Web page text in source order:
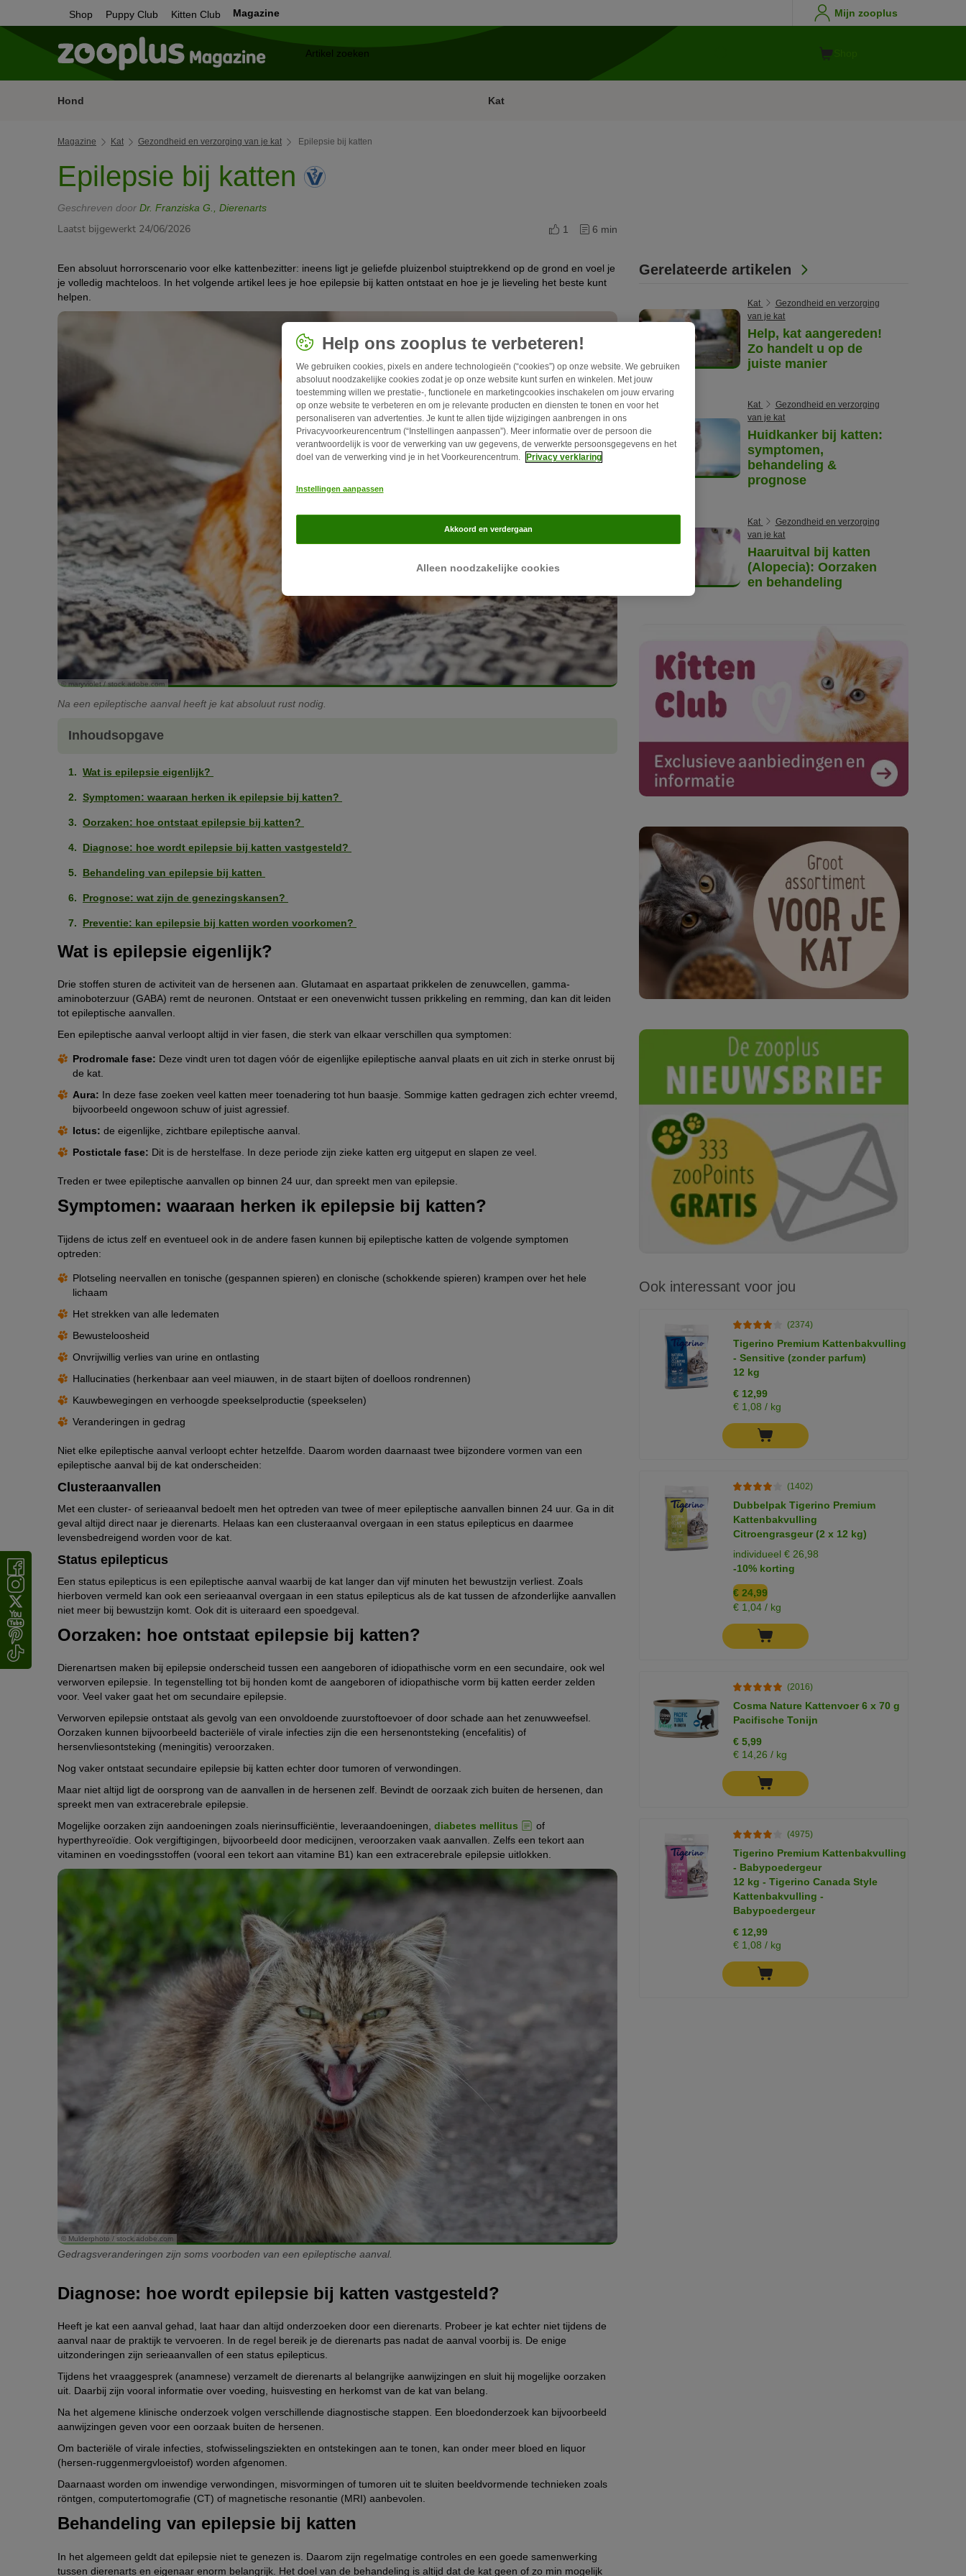
Shop Puppy Club Kitten Club Magazine Mijn zooplus
Hond Kat
Magazine Kat Gezondheid en verzorging van je kat Epilepsie bij katten
Epilepsie bij katten
Geschreven door Dr. Franziska G., Dierenarts
Laatst bijgewerkt 24/06/2026 1 6 min
Een absoluut horrorscenario voor elke kattenbezitter: ineens ligt je geliefde pluizenbol stuiptrekkend op de grond en voel je
je volledig machteloos. In het volgende artikel lees je hoe epilepsie bij katten ontstaat en hoe je je lieveling het beste kunt
helpen.
© maryviolet / stock.adobe.com
Na een epileptische aanval heeft je kat absoluut rust nodig.
Inhoudsopgave
Wat is epilepsie eigenlijk?
Symptomen: waaraan herken ik epilepsie bij katten?
Oorzaken: hoe ontstaat epilepsie bij katten?
Diagnose: hoe wordt epilepsie bij katten vastgesteld?
Behandeling van epilepsie bij katten
Prognose: wat zijn de genezingskansen?
Preventie: kan epilepsie bij katten worden voorkomen?
Wat is epilepsie eigenlijk?
Drie stoffen sturen de activiteit van de hersenen aan. Glutamaat en aspartaat prikkelen de zenuwcellen, gamma-
aminoboterzuur (GABA) remt de neuronen. Ontstaat er een onevenwicht tussen prikkeling en remming, dan kan dit leiden
tot epileptische aanvallen.
Een epileptische aanval verloopt altijd in vier fasen, die sterk van elkaar verschillen qua symptomen:
Prodromale fase: Deze vindt uren tot dagen vóór de eigenlijke epileptische aanval plaats en uit zich in sterke onrust bij
de kat.
Aura: In deze fase zoeken veel katten meer toenadering tot hun baasje. Sommige katten gedragen zich echter vreemd,
bijvoorbeeld ongewoon schuw of juist agressief.
Ictus: de eigenlijke, zichtbare epileptische aanval.
Postictale fase: Dit is de herstelfase. In deze periode zijn zieke katten erg uitgeput en slapen ze veel.
Treden er twee epileptische aanvallen op binnen 24 uur, dan spreekt men van epilepsie.
Symptomen: waaraan herken ik epilepsie bij katten?
Tijdens de ictus zelf en eventueel ook in de andere fasen kunnen bij epileptische katten de volgende symptomen
optreden:
Plotseling neervallen en tonische (gespannen spieren) en clonische (schokkende spieren) krampen over het hele
lichaam
Het strekken van alle ledematen
Bewusteloosheid
Onvrijwillig verlies van urine en ontlasting
Hallucinaties (herkenbaar aan veel miauwen, in de staart bijten of doelloos rondrennen)
Kauwbewegingen en verhoogde speekselproductie (speekselen)
Veranderingen in gedrag
Niet elke epileptische aanval verloopt echter hetzelfde. Daarom worden daarnaast twee bijzondere vormen van een
epileptische aanval bij de kat onderscheiden:
Cluster­aanvallen
Met een cluster- of serieaanval bedoelt men het optreden van twee of meer epileptische aanvallen binnen 24 uur. Ga in dit
geval altijd direct naar je dierenarts. Helaas kan een cluster­aanval overgaan in een status epilepticus en daarmee
levensbedreigend worden voor de kat.
Status epilepticus
Een status epilepticus is een epileptische aanval waarbij de kat langer dan vijf minuten het bewustzijn verliest. Zoals
hierboven vermeld kan ook een serieaanval overgaan in een status epilepticus als de kat tussen de afzonderlijke aanvallen
niet meer bij bewustzijn komt. Ook dit is uiteraard een spoedgeval.
Oorzaken: hoe ontstaat epilepsie bij katten?
Dierenartsen maken bij epilepsie onderscheid tussen een aangeboren of idiopathische vorm en een secundaire, ook wel
verworven epilepsie. In tegenstelling tot bij honden komt de aangeboren of idiopathische vorm bij katten eerder zelden
voor. Veel vaker gaat het om secundaire epilepsie.
Verworven epilepsie ontstaat als gevolg van een onvoldoende zuurstoftoevoer of door schade aan het zenuwweefsel.
Oorzaken kunnen bijvoorbeeld bacteriële of virale infecties zijn die een hersenontsteking (encefalitis) of
hersenvliesontsteking (meningitis) veroorzaken.
Nog vaker ontstaat secundaire epilepsie bij katten echter door tumoren of verwondingen.
Maar niet altijd ligt de oorsprong van de aanvallen in de hersenen zelf. Bevindt de oorzaak zich buiten de hersenen, dan
spreekt men van extracerebrale epilepsie.
Mogelijke oorzaken zijn aandoeningen zoals nierinsufficiëntie, leveraandoeningen, diabetes mellitus
of
hyperthyreoïdie. Ook vergiftigingen, bijvoorbeeld door medicijnen, veroorzaken vaak aanvallen. Zelfs een tekort aan
vitaminen en voedingsstoffen (vooral een tekort aan vitamine B1) kan een extracerebrale epilepsie uitlokken.
© Mulderphoto / stock.adobe.com
Gedragsveranderingen zijn soms voorboden van een epileptische aanval.
Diagnose: hoe wordt epilepsie bij katten vastgesteld?
Heeft je kat een aanval gehad, laat haar dan altijd onderzoeken door een dierenarts. Probeer je kat echter niet tijdens de
aanval naar de praktijk te vervoeren. In de regel bereik je de dierenarts pas nadat de aanval voorbij is. De enige
uitzonderingen zijn serieaanvallen of een status epilepticus.
Tijdens het vraaggesprek (anamnese) verzamelt de dierenarts al belangrijke aanwijzingen en sluit hij mogelijke oorzaken
uit. Daarbij zijn vooral informatie over voeding, huisvesting en herkomst van de kat van belang.
Na het algemene klinische onderzoek volgen verschillende diagnostische stappen. Een bloedonderzoek kan bijvoorbeeld
aanwijzingen geven voor een oorzaak buiten de hersenen.
Om bacteriële of virale infecties, stofwisselingsziekten en ontstekingen aan te tonen, kan onder meer bloed en liquor
(hersen-ruggenmergvloeistof) worden afgenomen.
Daarnaast worden om inwendige verwondingen, misvormingen of tumoren uit te sluiten beeldvormende technieken zoals
röntgen, computertomografie (CT) of magnetische resonantie (MRI) aanbevolen.
Behandeling van epilepsie bij katten
In het algemeen geldt dat epilepsie niet te genezen is. Daarom zijn regelmatige controles en een goede samenwerking
tussen dierenarts en eigenaar enorm belangrijk. Het doel van de behandeling is altijd dat de kat geen of zo min mogelijk
Gerelateerde artikelen
Kat
Gezondheid en verzorging
van je kat
Help, kat aangereden!
Zo handelt u op de
juiste manier
Kat
Gezondheid en verzorging
van je kat
Huidkanker bij katten:
symptomen,
behandeling &
prognose
Kat
Gezondheid en verzorging
van je kat
Haaruitval bij katten
(Alopecia): Oorzaken
en behandeling
Ook interessant voor jou
(2374)
Tigerino Premium Kattenbakvulling
- Sensitive (zonder parfum)
12 kg
€ 12,99
€ 1,08 / kg
(1402)
Dubbelpak Tigerino Premium
Kattenbakvulling
Citroengrasgeur (2 x 12 kg)
individueel € 26,98
-10% korting
€ 24,99
€ 1,04 / kg
(2016)
Cosma Nature Kattenvoer 6 x 70 g
Pacifische Tonijn
€ 5,99
€ 14,26 / kg
(4975)
Tigerino Premium Kattenbakvulling
- Babypoedergeur
12 kg - Tigerino Canada Style
Kattenbakvulling -
Babypoedergeur
€ 12,99
€ 1,08 / kg
Help ons zooplus te verbeteren!
We gebruiken cookies, pixels en andere technologieën (“cookies”) op onze website. We gebruiken
absoluut noodzakelijke cookies zodat je op onze website kunt surfen en winkelen. Met jouw
toestemming willen we prestatie-, functionele en marketingcookies inschakelen om jouw ervaring
op onze website te verbeteren en om je relevante producten en diensten te tonen en voor het
personaliseren van advertenties. Je kunt te allen tijde wijzigingen aanbrengen in ons
Privacyvoorkeurencentrum (“Instellingen aanpassen”). Meer informatie over de persoon die
verantwoordelijk is voor de verwerking van uw gegevens, de verwerkte persoonsgegevens en het
doel van de verwerking vind je in het Voorkeurencentrum.
Privacy verklaring
Instellingen aanpassen
Alleen noodzakelijke cookies
Akkoord en verdergaan